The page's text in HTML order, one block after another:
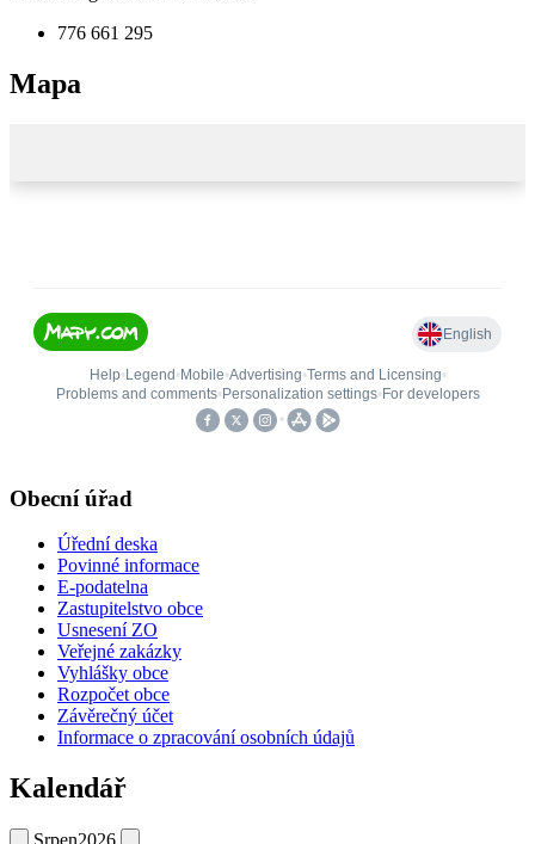
776 661 295
Mapa
Obecní úřad
Úřední deska
Povinné informace
E-podatelna
Zastupitelstvo obce
Usnesení ZO
Veřejné zakázky
Vyhlášky obce
Rozpočet obce
Závěrečný účet
Informace o zpracování osobních údajů
Kalendář
Srpen2026